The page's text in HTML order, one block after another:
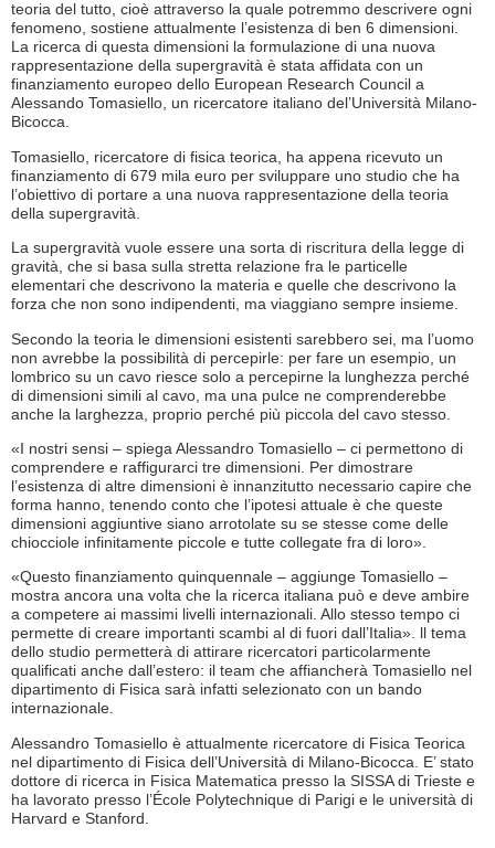
teoria del tutto, cioè attraverso la quale potremmo descrivere ogni
fenomeno, sostiene attualmente l’esistenza di ben 6 dimensioni.
La ricerca di questa dimensioni la formulazione di una nuova
rappresentazione della supergravità è stata affidata con un
finanziamento europeo dello European Research Council a
Alessando Tomasiello, un ricercatore italiano del’Università Milano-
Bicocca.
Tomasiello, ricercatore di fisica teorica, ha appena ricevuto un
finanziamento di 679 mila euro per sviluppare uno studio che ha
l’obiettivo di portare a una nuova rappresentazione della teoria
della supergravità.
La supergravità vuole essere una sorta di riscritura della legge di
gravità, che si basa sulla stretta relazione fra le particelle
elementari che descrivono la materia e quelle che descrivono la
forza che non sono indipendenti, ma viaggiano sempre insieme.
Secondo la teoria le dimensioni esistenti sarebbero sei, ma l’uomo
non avrebbe la possibilità di percepirle: per fare un esempio, un
lombrico su un cavo riesce solo a percepirne la lunghezza perché
di dimensioni simili al cavo, ma una pulce ne comprenderebbe
anche la larghezza, proprio perché più piccola del cavo stesso.
«I nostri sensi – spiega Alessandro Tomasiello – ci permettono di
comprendere e raffigurarci tre dimensioni. Per dimostrare
l’esistenza di altre dimensioni è innanzitutto necessario capire che
forma hanno, tenendo conto che l’ipotesi attuale è che queste
dimensioni aggiuntive siano arrotolate su se stesse come delle
chiocciole infinitamente piccole e tutte collegate fra di loro».
«Questo finanziamento quinquennale – aggiunge Tomasiello –
mostra ancora una volta che la ricerca italiana può e deve ambire
a competere ai massimi livelli internazionali. Allo stesso tempo ci
permette di creare importanti scambi al di fuori dall’Italia». ll tema
dello studio permetterà di attirare ricercatori particolarmente
qualificati anche dall’estero: il team che affiancherà Tomasiello nel
dipartimento di Fisica sarà infatti selezionato con un bando
internazionale.
Alessandro Tomasiello è attualmente ricercatore di Fisica Teorica
nel dipartimento di Fisica dell’Università di Milano-Bicocca. E’ stato
dottore di ricerca in Fisica Matematica presso la SISSA di Trieste e
ha lavorato presso l’École Polytechnique di Parigi e le università di
Harvard e Stanford.